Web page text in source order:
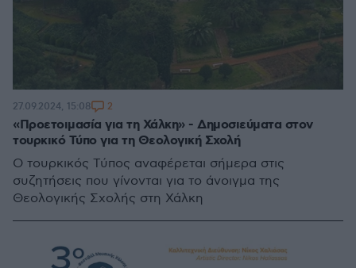
«Προετοιμασία για τη Χάλκη» - Δημοσιεύματα στον
τουρκικό Τύπο για τη Θεολογική Σχολή
Ο τουρκικός Τύπος αναφέρεται σήμερα στις
συζητήσεις που γίνονται για το άνοιγμα της
Θεολογικής Σχολής στη Χάλκη
27.09.2024, 15:08 2